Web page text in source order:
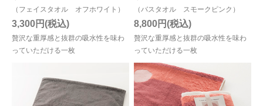
（フェイスタオル オフホワイト）
贅沢な重厚感と抜群の吸水性を味わ
っていただける一枚
3,300円
（バスタオル スモークピンク）
贅沢な重厚感と抜群の吸水性を味わ
っていただける一枚
8,800円